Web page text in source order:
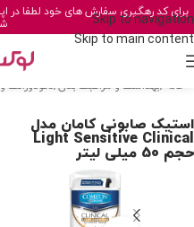
Skip to navigation
Skip to main content
برای کد رهگیری سفارش های خود لطفا در
خانه /بهداشت و مراقبت بدن /دئودورانت
استیک صابونی کامان مدل
Light Sensitive Clinical
حجم 50 میلی لیتر